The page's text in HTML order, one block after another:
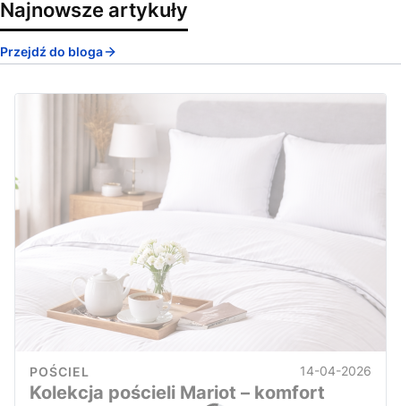
Najnowsze artykuły
Przejdź do bloga
POŚCIEL 14-04-2026
Kolekcja pościeli Mariot – komfort